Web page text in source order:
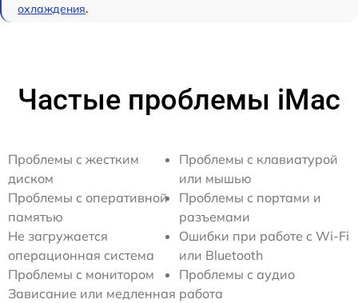
охлаждения.
Частые проблемы iMac
Проблемы с жестким
диском
Проблемы с оперативной
памятью
Не загружается
операционная система
Проблемы с монитором
Проблемы с клавиатурой
или мышью
Проблемы с портами и
разъемами
Ошибки при работе с Wi-Fi
или Bluetooth
Проблемы с аудио
Зависание или медленная работа